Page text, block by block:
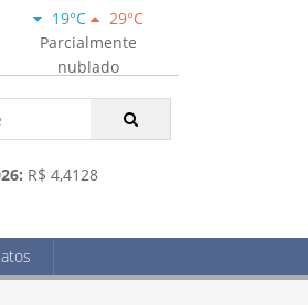
19°C
29°C
Parcialmente
nublado
R$ 4,4128